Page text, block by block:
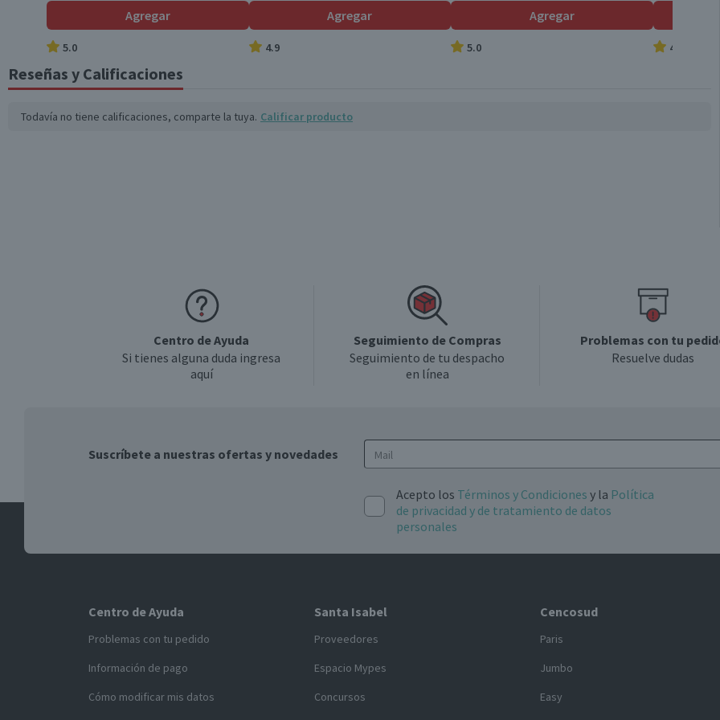
Agregar
5.0
Agregar
4.9
Agregar
5.0 4.7
Reseñas y Calificaciones
Todavía no tiene calificaciones, comparte la tuya. Calificar producto
Centro de Ayuda
Si tienes alguna duda ingresa
aquí
Seguimiento de Compras
Seguimiento de tu despacho
en línea
Problemas con tu
Resuelve dudas
Suscríbete a nuestras ofertas y novedades
Acepto los Términos y Condiciones y la Política
de privacidad y de tratamiento de datos
personales
Centro de Ayuda
Problemas con tu pedido
Información de pago
Cómo modificar mis datos
Santa Isabel
Proveedores
Espacio Mypes
Concursos
Cencosud
Paris
Jumbo
Easy